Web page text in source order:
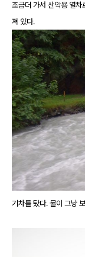
조금더 가서 산악용 열
져 있다.
기차를 탔다. 물이 그냥